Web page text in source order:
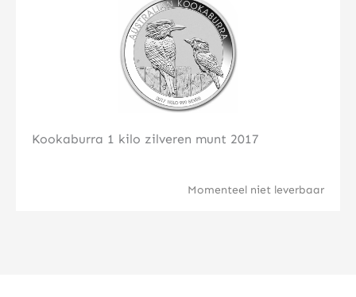
Kookaburra 1 kilo zilveren munt 2017
Momenteel niet leverbaar